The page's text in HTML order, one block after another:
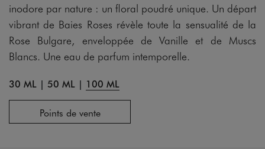
inodore par nature : un floral poudré unique. Un départ
vibrant de Baies Roses révèle toute la sensualité de la
Rose Bulgare, enveloppée de Vanille et de Muscs
Blancs. Une eau de parfum intemporelle.
30 ML | 50 ML | 100 ML
Points de vente